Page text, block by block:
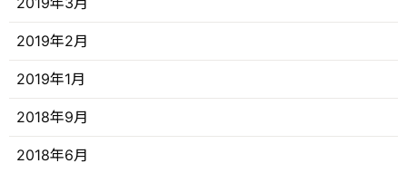
2019年2月
2019年1月
2018年9月
2018年6月